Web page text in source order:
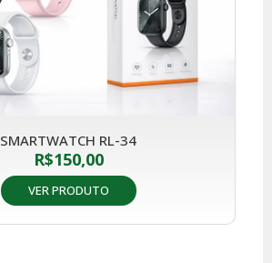
SMARTWATCH RL-34
R$150,00
VER PRODUTO